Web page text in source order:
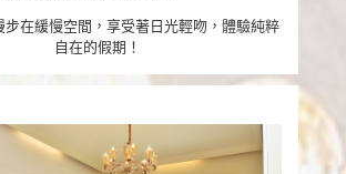
步在緩慢空間，享受著日光輕吻，體驗純粹
自在的假期！